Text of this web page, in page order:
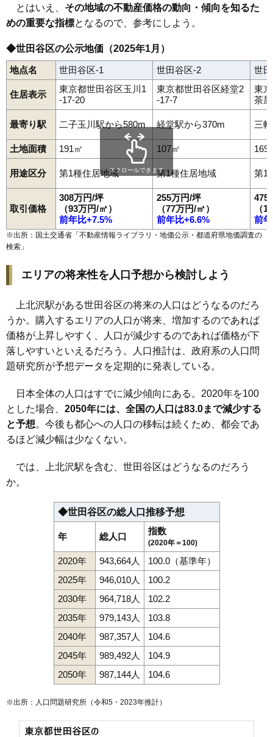
とはいえ、 その地域の不動産価格の動向・傾向を知るた
めの重要な指標となるので、参考にしよう。
◆世田谷区の公示地価（2025年1月）
地点名 世田谷区-1 世田谷区-2 世
住居表示
東京都世田谷区玉川1
-17-20
東京都世田谷区経堂2
-17-7
東
茶
最寄り駅 二子玉川駅から580m 経堂駅から370m 三
土地面積 191㎡ 107㎡
用途区分 第1種住居地域 第1種住居地域 第1
取引価格
308万円/坪
（93万円/㎡）
前年比+7.5%
255万円/坪
（77万円/㎡）
前年比+6.6%
475
（
前
スクロールできます
※出所：国土交通省「 不動産情報ライブラリ・地価公示・都道府県地価調査の
検索 」
エリアの将来性を人口予想から検討しよう
上北沢駅がある世田谷区の将来の人口はどうなるのだろ
うか。購入するエリアの人口が将来、増加するのであれば
価格が上昇しやすく、人口が減少するのであれば価格が下
落しやすいといえるだろう。人口推計は、政府系の人口問
題研究所が予想データを定期的に発表している。
日本全体の人口はすでに減少傾向にある。2020年を100
とした場合、 2050年には、全国の人口は83.0まで減少する
と予想。今後も都心への人口の移転は続くため、都会であ
るほど減少幅は少なくない。
では、上北沢駅を含む、世田谷区はどうなるのだろう
か。
◆世田谷区の総人口推移予想
年 総人口
指数
(2020年＝100)
2020年 943,664人
100.0（基準年）
2025年
946,010人
100.2
2030年
964,718人
102.2
2035年
979,143人
103.8
2040年
987,357人
104.6
2045年
989,492人
104.9
2050年
987,144人 104.6
※出所：人口問題研究所（令和5・2023年推計）